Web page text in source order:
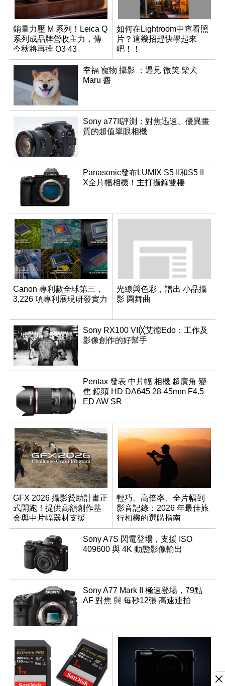
銷量力壓 M 系列！Leica Q
系列成品牌營收主力，傳
今秋將再推 Q3 43
Monochrom
如何在Lightroom中查看照
片？這幾招趕快學起來
吧！！
幸福 寵物 攝影 ：遇見 微笑 柴犬
Maru 醬
Sony a77II評測：對焦迅速、優異畫
質的超值單眼相機
Panasonic發布LUMIX S5 II和S5 II
X全片幅相機！主打攝錄雙棲
Canon 專利數全球第三，
3,226 項專利展現研發實力
光線與色彩，譜出 小品攝
影 圓舞曲
Sony RX100 VII╳艾德Edo：工作及
影像創作的好幫手
Pentax 發表 中片幅 相機 超廣角 變
焦 鏡頭 HD DA645 28-45mm F4.5
ED AW SR
GFX 2026 攝影贊助計畫正
式開跑！提供高額創作基
金與中片幅器材支援
輕巧、高倍率、全片幅到
影音記錄：2026 年最佳旅
行相機的選購指南
Sony A7S 閃電登場，支援 ISO
409600 與 4K 動態影像輸出
Sony A77 Mark II 極速登場，79點
AF 對焦 與 每秒12張 高速連拍